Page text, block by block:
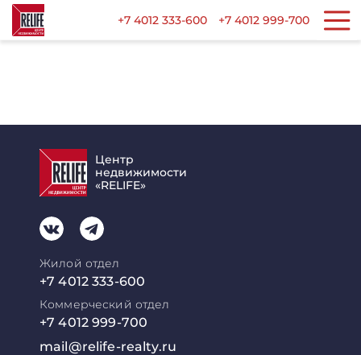
+7 4012 333-600 +7 4012 999-700
Центр
недвижимости
«RELIFE»
Жилой отдел
+7 4012 333-600
Коммерческий отдел
+7 4012 999-700
mail@relife-realty.ru